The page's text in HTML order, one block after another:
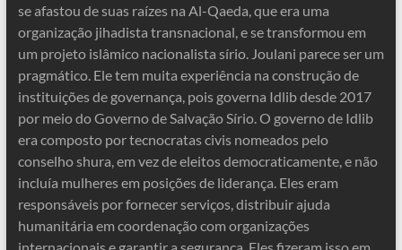
se afastou de suas raízes na Al-Qaeda, que era uma
organização jihadista transnacional, e se transformou em
um projeto islâmico nacionalista sírio. Joulani parece ser um
pragmático. Ele tem muita experiência na construção de
instituições de governança, pois governa Idlib desde 2017
por meio do Governo de Salvação Sírio. O governo de Idlib
era composto por tecnocratas civis nomeados pelo
conselho shura, em vez de eleitos democraticamente, e não
incluía mulheres em posições de liderança. Eles eram
responsáveis ​​por fornecer serviços, distribuir ajuda
humanitária em coordenação com organizações